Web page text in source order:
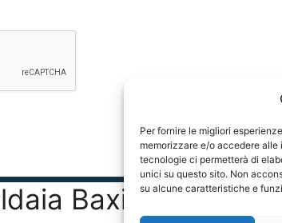
Per fornire le migliori
memorizzare e/o accedere
tecnologie ci permetterà di
unici su questo sito. Non
su alcune caratteristiche e
Baxi